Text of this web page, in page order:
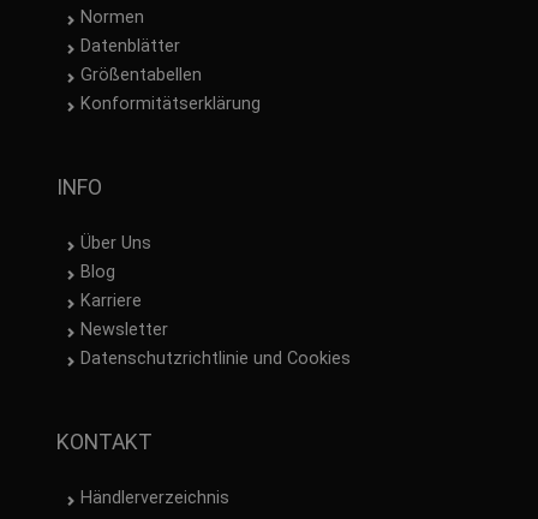
Normen
Datenblätter
Größentabellen
Konformitätserklärung
INFO
Über Uns
Blog
Karriere
Newsletter
Datenschutzrichtlinie und Cookies
KONTAKT
Händlerverzeichnis